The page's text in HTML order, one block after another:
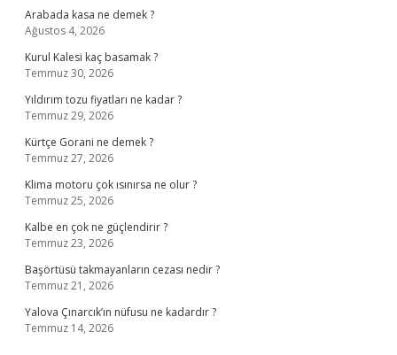
Arabada kasa ne demek ?
Ağustos 4, 2026
Kurul Kalesi kaç basamak ?
Temmuz 30, 2026
Yıldırım tozu fiyatları ne kadar ?
Temmuz 29, 2026
Kürtçe Gorani ne demek ?
Temmuz 27, 2026
Klima motoru çok ısınırsa ne olur ?
Temmuz 25, 2026
Kalbe en çok ne güçlendirir ?
Temmuz 23, 2026
Başörtüsü takmayanların cezası nedir ?
Temmuz 21, 2026
Yalova Çınarcık’ın nüfusu ne kadardır ?
Temmuz 14, 2026